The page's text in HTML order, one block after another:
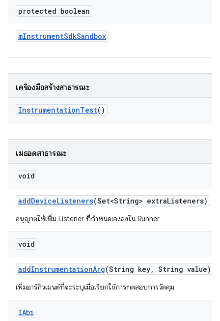
protected boolean
mInstrumentSdkSandbox
เครื่องมือสร้างสาธารณะ
InstrumentationTest()
เมธอดสาธารณะ
void
addDeviceListeners(Set<String> extraListeners)
อนุญาตให้เพิ่ม Listener ที่กำหนดเองลงใน Runner
void
addInstrumentationArg(String key, String value)
เพิ่มอาร์กิวเมนต์ที่จะระบุเมื่อเรียกใช้การทดสอบการวัดคุม
IAbi